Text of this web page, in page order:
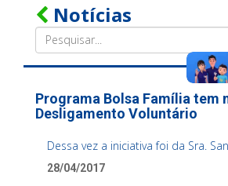
Notícias
Programa Bolsa Família tem
Desligamento Voluntário
Dessa vez a iniciativa foi da Sra.
28/04/2017